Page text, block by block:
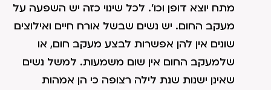
מתח יוצא דופן וכו'. לכל שינוי כזה יש השפעה על
מעקב החום. יש נשים שבשל אורח חיים ואילוצים
שונים אין להן אפשרות לבצע מעקב חום, או
שלמעקב החום אין שום משמעות. למשל נשים
שאינן ישנות שנת לילה רצופה כי הן אמהות